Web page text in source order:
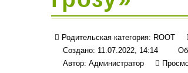
Родительская категория: ROOT
Создано: 11.07.2022, 14:14
Автор: Администратор